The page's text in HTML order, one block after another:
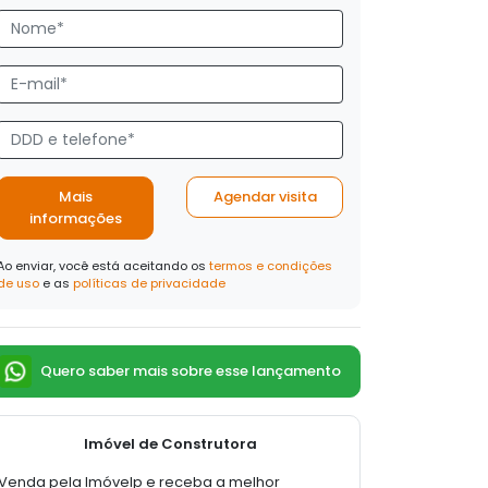
Mais
informações
Agendar visita
enviar, você está aceitando os termos e condições
uso e as políticas de privacidade
Quero saber mais sobre esse lançamento
Imóvel de Construtora
pela Imóvelp e receba a melhor